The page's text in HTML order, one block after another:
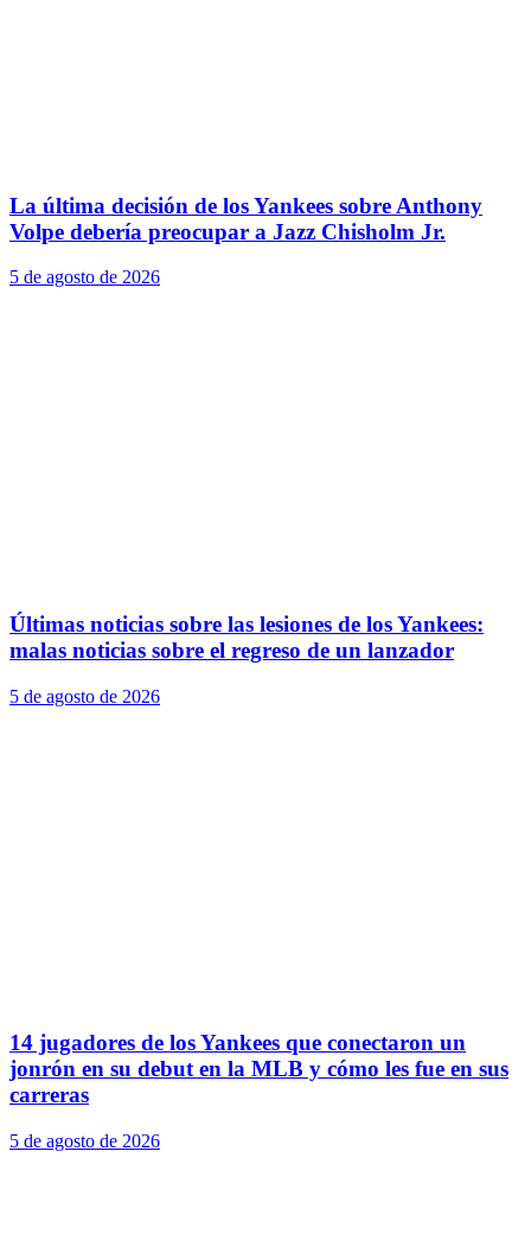
La última decisión de los Yankees sobre Anthony
Volpe debería preocupar a Jazz Chisholm Jr.
5 de agosto de 2026
Últimas noticias sobre las lesiones de los Yankees:
malas noticias sobre el regreso de un lanzador
5 de agosto de 2026
14 jugadores de los Yankees que conectaron un
jonrón en su debut en la MLB y cómo les fue en sus
carreras
5 de agosto de 2026